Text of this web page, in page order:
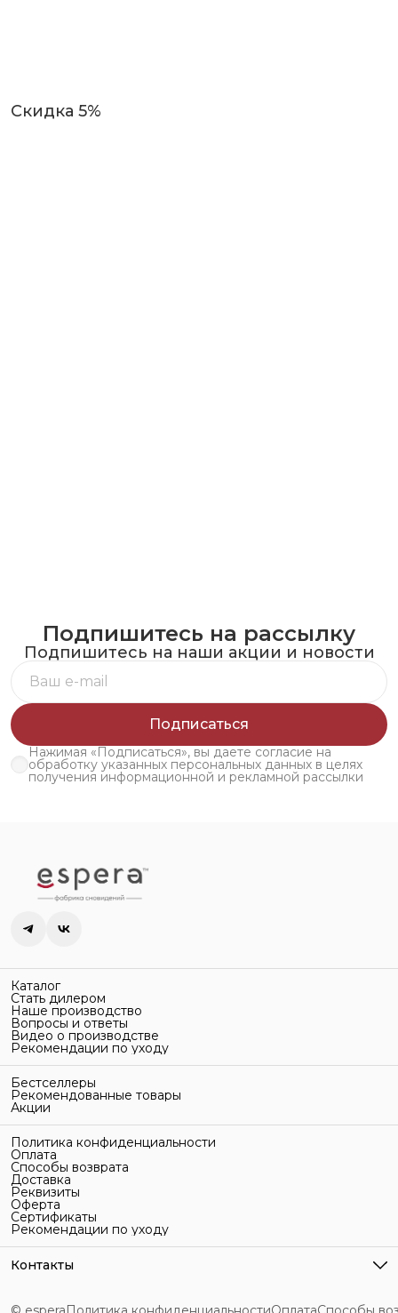
Скидка 5%
Подпишитесь на рассылку
Подпишитесь на наши акции и новости
Подписаться
Нажимая «Подписаться», вы даете согласие на
обработку указанных персональных данных в целях
получения информационной и рекламной рассылки
Каталог
Стать дилером
Наше производство
Вопросы и ответы
Видео о производстве
Рекомендации по уходу
Бестселлеры
Рекомендованные товары
Акции
Политика конфиденциальности
Оплата
Способы возврата
Доставка
Реквизиты
Оферта
Сертификаты
Рекомендации по уходу
Контакты